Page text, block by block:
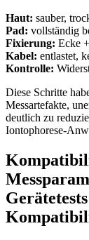
Haut: sauber,
Pad: vollständig
Fixierung: Ecke
Kabel: ⁤entlastet,
Kontrolle:
​Diese Schritte
Messartefakte,
deutlich zu
Iontophorese-